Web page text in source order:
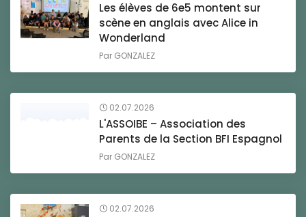
Les élèves de 6e5 montent sur
scène en anglais avec Alice in
Wonderland
Par GONZALEZ
02.07.2026
L'ASSOIBE – Association des
Parents de la Section BFI Espagnol
Par GONZALEZ
02.07.2026